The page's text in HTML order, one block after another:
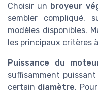
Choisir un broyeur
sembler compliqué,
modèles disponibles.
les principaux critères
Puissance du
suffisamment
certain diamètre.